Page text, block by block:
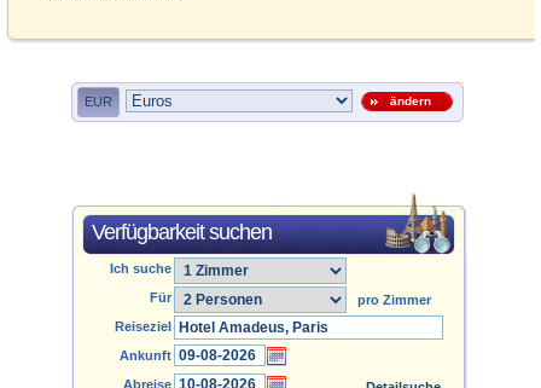
EUR ändern
Verfügbarkeit suchen
Ich suche
Für
pro Zimmer
Reiseziel
Ankunft
Abreise